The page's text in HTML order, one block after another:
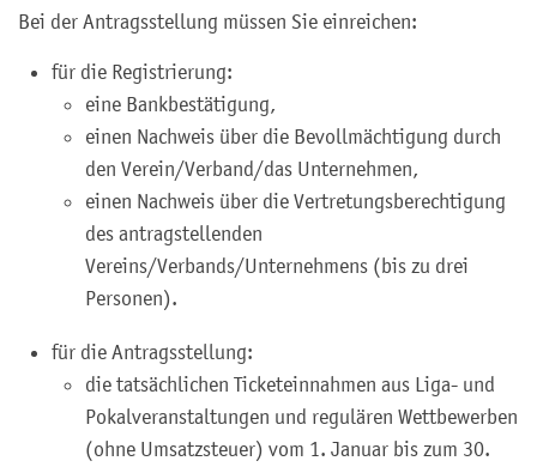
Bei der Antragsstellung müssen Sie einreichen:
für die Registrierung:
eine Bankbestätigung,
einen Nachweis über die Bevollmächtigung durch
den Verein/Verband/das Unternehmen,
einen Nachweis über die Vertretungsberechtigung
des antragstellenden
Vereins/Verbands/Unternehmens (bis zu drei
Personen).
für die Antragsstellung:
die tatsächlichen Ticketeinnahmen aus Liga- und
Pokalveranstaltungen und regulären Wettbewerben
(ohne Umsatzsteuer) vom 1. Januar bis zum 30.